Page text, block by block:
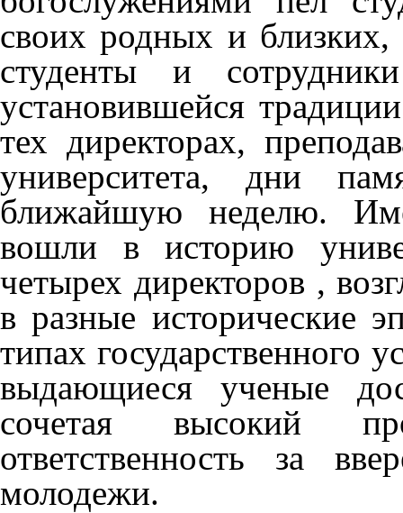
своих родных и
студенты и
установившейся
тех директорах,
университета, дни
ближайшую неделю.
вошли в историю
четырех директоров ,
в разные исторические
типах государственного
выдающиеся ученые
сочетая высокий
ответственность за
молодежи.